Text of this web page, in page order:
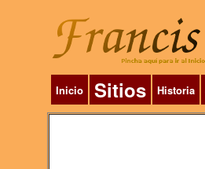
Inicio Sitios Historia